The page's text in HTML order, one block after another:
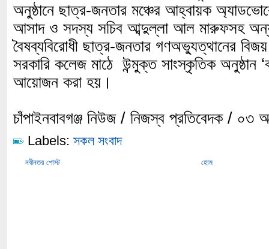
অনুষ্ঠানে ছাত্র-জনতার মঞ্চের আহ্বায়ক
আসাদ ও সদস্য সচিব আব্দুল্লা আল মারুফসহ
বৈষব্যবিরোধী ছাত্র-জনতার গণঅভ্যুত্থানের বিজয়
সরকারি কলেজ মাঠে উন্মুক্ত সাংস্কৃতিক অনুষ্ঠান
আয়োজন করা হয়।
চাঁপাইনবাবগঞ্জ নিউজ / নিজস্ব প্রতিবেদক / ০৩
Labels: সকল সংবাদ
নবীনতর পোস্ট হোম